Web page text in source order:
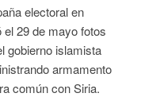
electoral en
29 de mayo fotos
gobierno islamista
armamento
común con Siria.